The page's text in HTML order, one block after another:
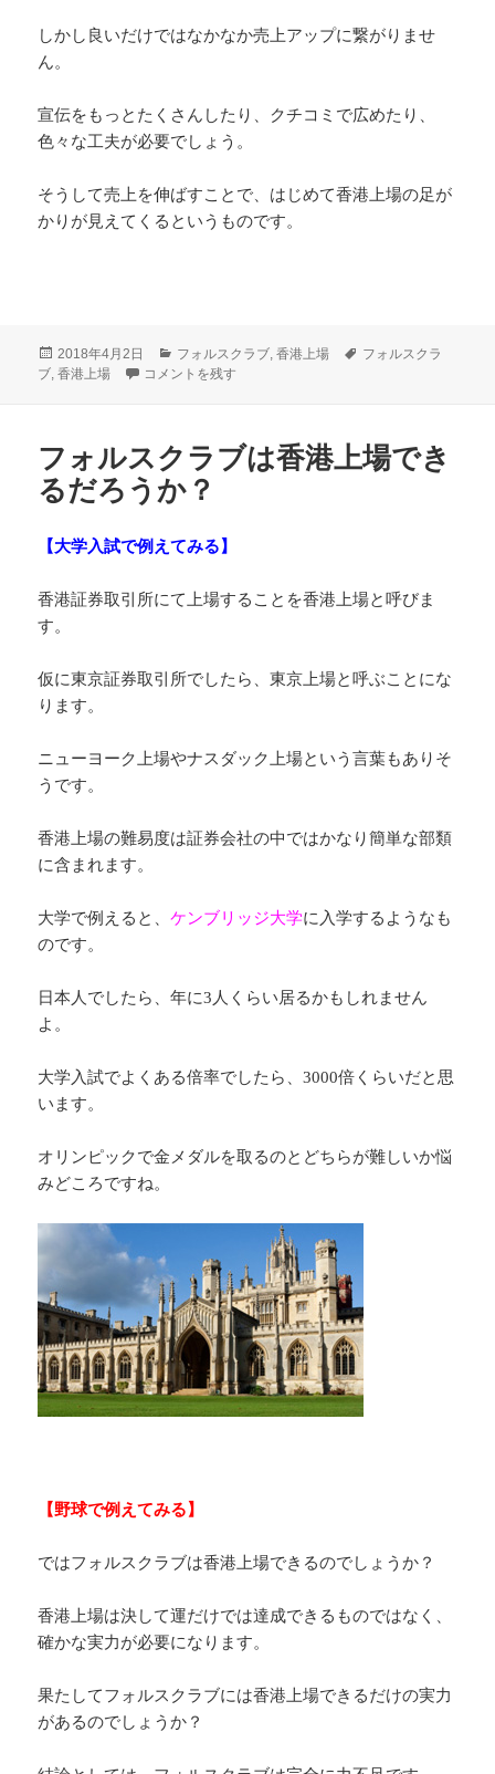
しかし良いだけではなかなか売上アップに繋がりませ
ん。
宣伝をもっとたくさんしたり、クチコミで広めたり、
色々な工夫が必要でしょう。
そうして売上を伸ばすことで、はじめて香港上場の足が
かりが見えてくるというものです。
投
稿
2018年4月2日
カ
テ
フォルスクラブ,香港上場
タ
フォルスクラ
ブ,香港上場 もしも香港上場したらフォルスクラブはどうなっていくか
コメントを残す
フォルスクラブは香港上場でき
るだろうか？
【大学入試で例えてみる】
香港証券取引所にて上場することを香港上場と呼びま
す。
仮に東京証券取引所でしたら、東京上場と呼ぶことにな
ります。
ニューヨーク上場やナスダック上場という言葉もありそ
うです。
香港上場の難易度は証券会社の中ではかなり簡単な部類
に含まれます。
大学で例えると、ケンブリッジ大学に入学するようなも
のです。
日本人でしたら、年に3人くらい居るかもしれません
よ。
大学入試でよくある倍率でしたら、3000倍くらいだと思
います。
オリンピックで金メダルを取るのとどちらが難しいか悩
みどころですね。
【野球で例えてみる】
ではフォルスクラブは香港上場できるのでしょうか？
香港上場は決して運だけでは達成できるものではなく、
確かな実力が必要になります。
果たしてフォルスクラブには香港上場できるだけの実力
があるのでしょうか？